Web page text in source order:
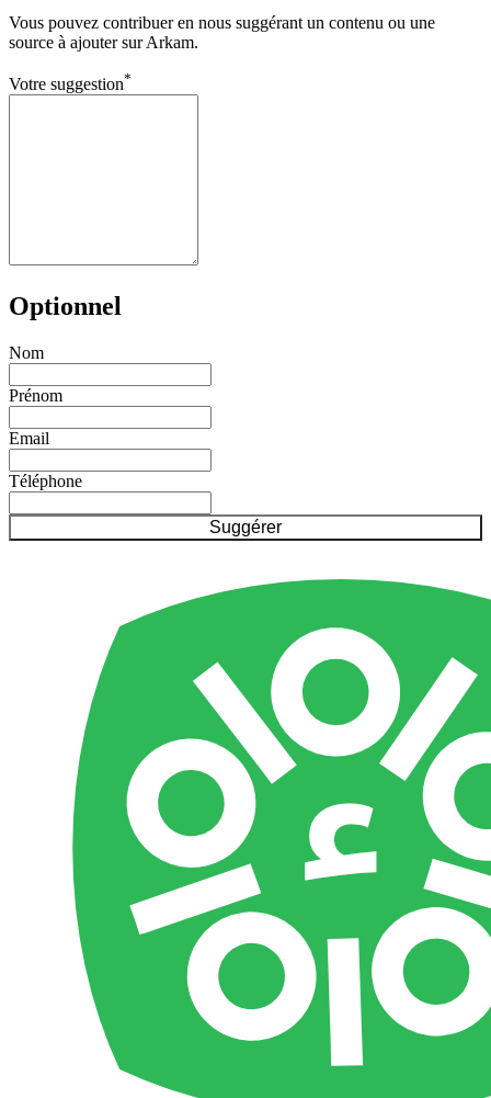
Vous pouvez contribuer en nous suggérant un contenu ou une
source à ajouter sur Arkam.
Votre suggestion*
Optionnel
Nom
Prénom
Email
Téléphone
Suggérer